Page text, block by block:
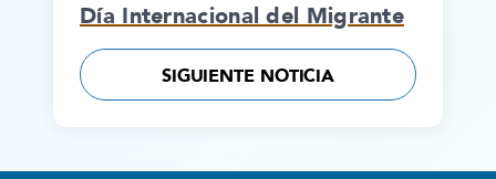
Día Internacional del Migrante
SIGUIENTE NOTICIA